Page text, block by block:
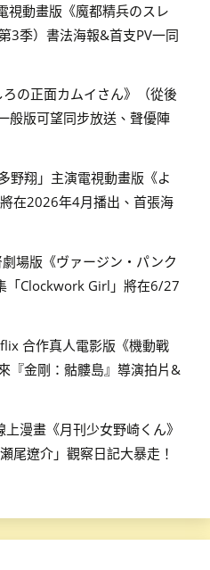
視動畫版《魔都精兵のスレ
3季）書法海報&首支PV一同
の正面カムイさん》（從後
般版可望同步放送、聲優陣
野翔」主演電視動畫版《よ
在2026年4月播出、首張海
場版《ヴァージン・パンク
「Clockwork Girl」將在6/27
合作真人電影版《機動戰
『金剛：骷髏島』導演拍片&
漫畫《月刊少女野崎くん》
尾遼介」觀察日記大暴走！